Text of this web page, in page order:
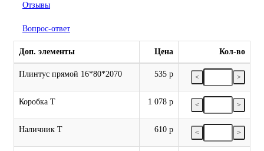
Отзывы
Вопрос-ответ
Доп. элементы Цена Кол-во
Плинтус прямой 16*80*2070 535 р < >
Коробка Т 1 078 р < >
Наличник Т 610 р < >